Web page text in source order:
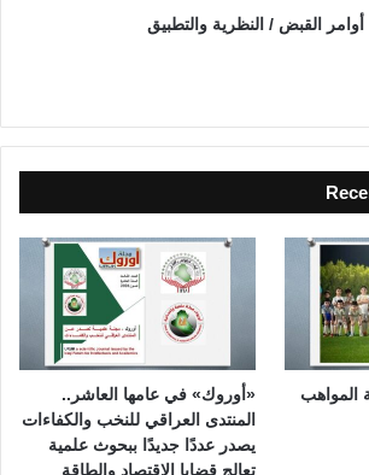
أوامر القبض / النظرية والتطبيق
«أوروك» في عامها العاشر..
المنتدى العراقي للنخب والكفاءات
يصدر عددًا جديدًا ببحوث علمية
تعالج قضايا الاقتصاد والطاقة